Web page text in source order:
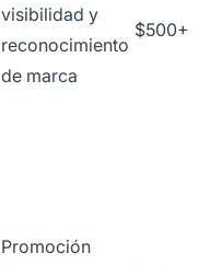
visibilidad y
reconocimiento
de marca
$500+
Promoción